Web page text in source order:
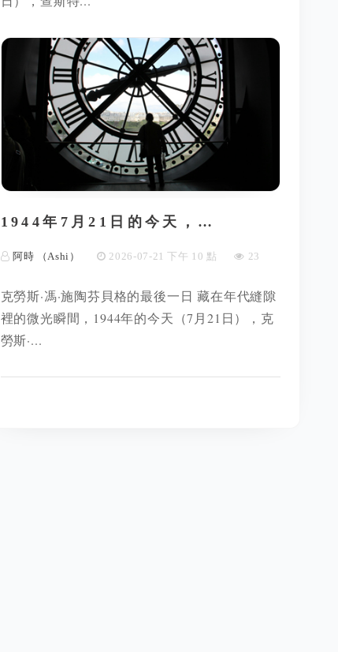
1944年7月21日的今天，…
阿時 （Ashi） 2026-07-21 下午 10 點 23
克勞斯·馮·施陶芬貝格的最後一日 藏在年代縫隙
裡的微光瞬間，1944年的今天（7月21日），克
勞斯·...